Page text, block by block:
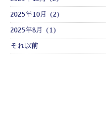
2025年10月 (2)
2025年8月 (1)
それ以前